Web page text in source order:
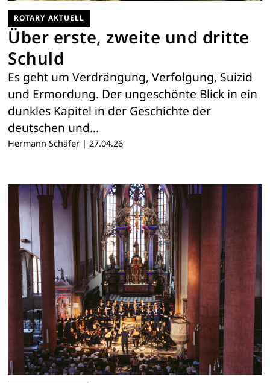
ROTARY AKTUELL
Über erste, zweite und dritte
Schuld
Es geht um Verdrängung, Verfolgung, Suizid
und Ermordung. Der ungeschönte Blick in ein
dunkles Kapitel in der ­Geschichte der
deutschen und…
Hermann Schäfer | 27.04.26